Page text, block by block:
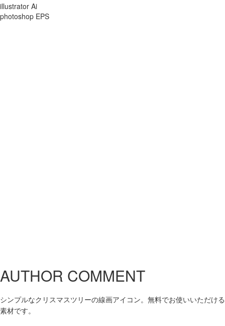
illustrator Ai
photoshop EPS
AUTHOR COMMENT
シンプルなクリスマスツリーの線画アイコン。無料でお使いいただける
素材です。